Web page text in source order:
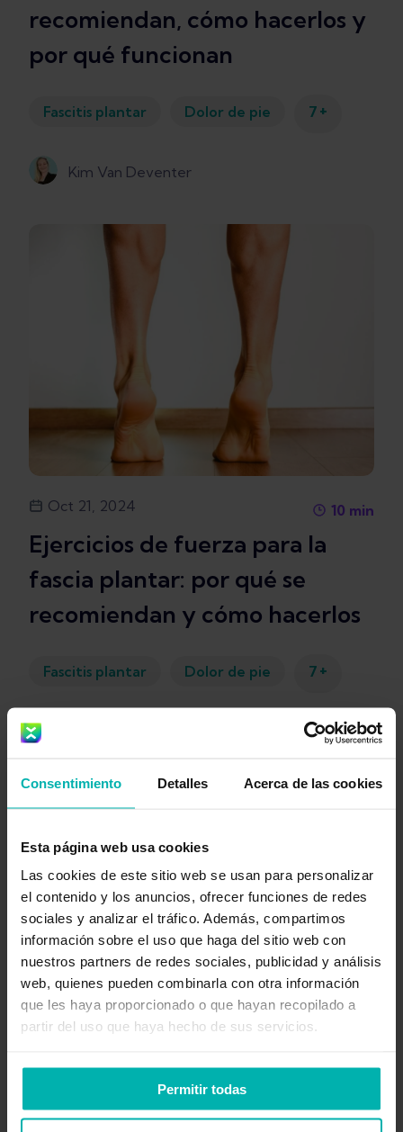
Consentimiento Detalles Acerca de las cookies
Esta página web usa cookies
Las cookies de este sitio web se usan para personalizar
el contenido y los anuncios, ofrecer funciones de redes
sociales y analizar el tráfico. Además, compartimos
información sobre el uso que haga del sitio web con
nuestros partners de redes sociales, publicidad y análisis
web, quienes pueden combinarla con otra información
que les haya proporcionado o que hayan recopilado a
partir del uso que haya hecho de sus servicios.
Permitir todas
recomiendan, cómo hacerlos y
por qué funcionan
Fascitis plantar Dolor de pie 7 +
Kim Van Deventer
Oct 21, 2024 10 min
Ejercicios de fuerza para la
fascia plantar: por qué se
recomiendan y cómo hacerlos
Fascitis plantar Dolor de pie 7 +
Obtén
Exakt
Health